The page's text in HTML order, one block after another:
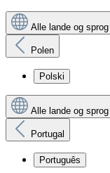
Alle lande og sprog
Polen
Polski
Alle lande og sprog
Portugal
Português